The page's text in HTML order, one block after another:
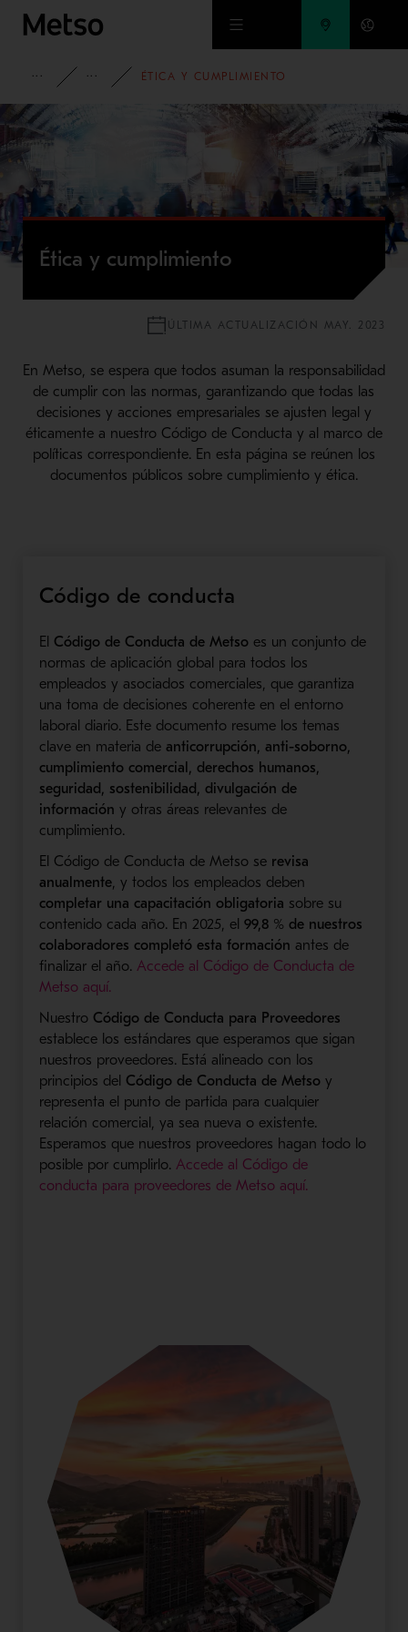
Ir al contenido principal
INFORMACIÓN CORPORATIVA
SUSTAINABILITY
ÉTICA Y CUMPLIMIENTO
Ética y cumplimiento
ÚLTIMA ACTUALIZACIÓN MAY. 2023
En Metso, se espera que todos asuman la responsabilidad
de cumplir con las normas, garantizando que todas las
decisiones y acciones empresariales se ajusten legal y
éticamente a nuestro Código de Conducta y al marco de
políticas correspondiente. En esta página se reúnen los
documentos públicos sobre cumplimiento y ética.
Código de conducta
El Código de Conducta de Metsoes un conjunto de
normas de aplicación global para todos los
empleados y asociados comerciales, que garantiza
una toma de decisiones coherente en el entorno
laboral diario. Este documento resume los temas
clave en materia de anticorrupción, anti-soborno,
cumplimiento comercial, derechos humanos,
seguridad, sostenibilidad, divulgación de
información y otras áreas relevantes de
cumplimiento.
El Código de Conducta de Metso se revisa
anualmente, y todos los empleados deben
completar una capacitación obligatoria sobre su
contenido cada año. En 2025, el 99,8 % de nuestros
colaboradores completó esta formación antes de
finalizar el año. Accede al Código de Conducta de
Metso aquí.- Se abre en una nueva ventana
Nuestro Código de Conducta para Proveedores
establece los estándares que esperamos que sigan
nuestros proveedores. Está alineado con los
principios del Código de Conducta de Metsoy
representa el punto de partida para cualquier
relación comercial, ya sea nueva o existente.
Esperamos que nuestros proveedores hagan todo lo
posible por cumplirlo. Accede al Código de
conducta para proveedores de Metso aquí.- Se abre en